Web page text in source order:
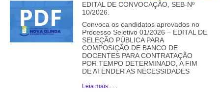
EDITAL DE CONVOCAÇÃO, SEB-Nº
10/2026.
Convoca os candidatos aprovados no
Processo Seletivo 01/2026 – EDITAL DE
SELEÇÃO PÚBLICA PARA
COMPOSIÇÃO DE BANCO DE
DOCENTES PARA CONTRATAÇÃO
POR TEMPO DETERMINADO, A FIM
DE ATENDER AS NECESSIDADES
Leia mais . . .